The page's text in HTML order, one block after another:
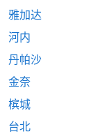
雅加达
河内
丹帕沙
金奈
槟城
台北